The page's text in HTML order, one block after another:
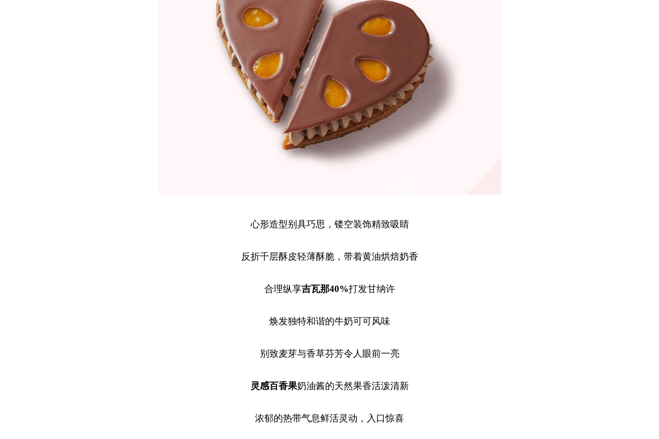
心形造型别具巧思，镂空装饰精致吸睛
反折千层酥皮轻薄酥脆，带着黄油烘焙奶香
合理纵享吉瓦那40%打发甘纳许
焕发独特和谐的牛奶可可风味
别致麦芽与香草芬芳令人眼前一亮
灵感百香果奶油酱的天然果香活泼清新
浓郁的热带气息鲜活灵动，入口惊喜